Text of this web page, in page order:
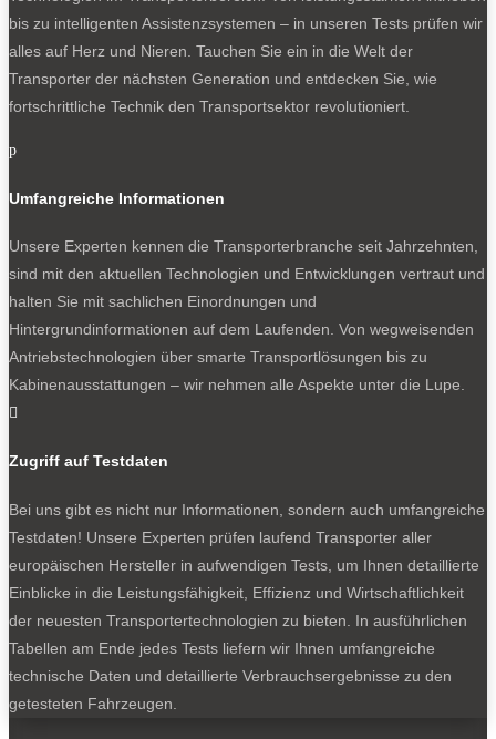
bis zu intelligenten Assistenzsystemen – in unseren Tests prüfen wir
alles auf Herz und Nieren. Tauchen Sie ein in die Welt der
Transporter der nächsten Generation und entdecken Sie, wie
fortschrittliche Technik den Transportsektor revolutioniert.
p
Umfangreiche Informationen
Unsere Experten kennen die Transporterbranche seit Jahrzehnten,
sind mit den aktuellen Technologien und Entwicklungen vertraut und
halten Sie mit sachlichen Einordnungen und
Hintergrundinformationen auf dem Laufenden. Von wegweisenden
Antriebstechnologien über smarte Transportlösungen bis zu
Kabinenausstattungen – wir nehmen alle Aspekte unter die Lupe.

Zugriff auf Testdaten
Bei uns gibt es nicht nur Informationen, sondern auch umfangreiche
Testdaten! Unsere Experten prüfen laufend Transporter aller
europäischen Hersteller in aufwendigen Tests, um Ihnen detaillierte
Einblicke in die Leistungsfähigkeit, Effizienz und Wirtschaftlichkeit
der neuesten Transportertechnologien zu bieten. In ausführlichen
Tabellen am Ende jedes Tests liefern wir Ihnen umfangreiche
technische Daten und detaillierte Verbrauchsergebnisse zu den
getesteten Fahrzeugen.